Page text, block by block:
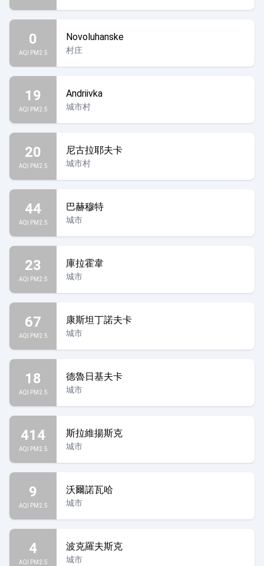
0
AQI PM2.5
Novoluhanske
村庄
19
AQI PM2.5
Andriivka
城市村
20
AQI PM2.5
尼古拉耶夫卡
城市村
44
AQI PM2.5
巴赫穆特
城市
23
AQI PM2.5
庫拉霍韋
城市
67
AQI PM2.5
康斯坦丁諾夫卡
城市
18
AQI PM2.5
德魯日基夫卡
城市
414
AQI PM2.5
斯拉維揚斯克
城市
9
AQI PM2.5
沃爾諾瓦哈
城市
4
AQI PM2.5
波克羅夫斯克
城市